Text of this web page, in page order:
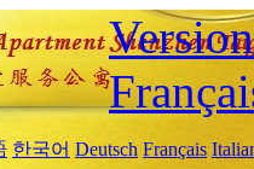
한국어 Deutsch Français